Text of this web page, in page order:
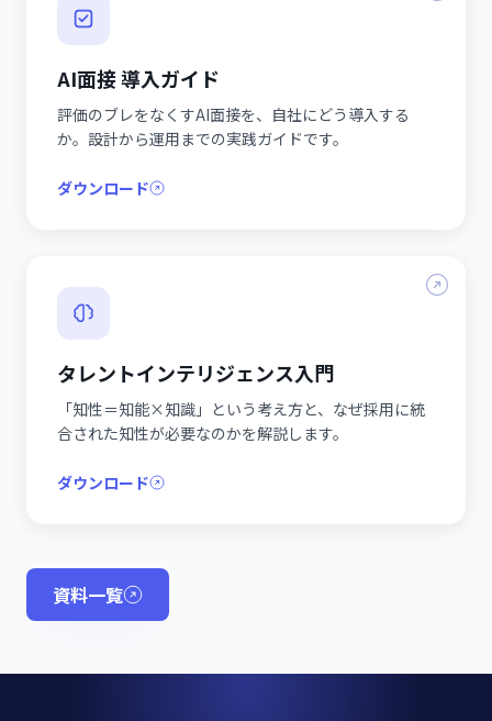
AI面接 導入ガイド
評価のブレをなくすAI面接を、自社にどう導入する
か。設計から運用までの実践ガイドです。
ダウンロード
タレントインテリジェンス入門
「知性＝知能×知識」という考え方と、なぜ採用に統
合された知性が必要なのかを解説します。
ダウンロード
資料一覧